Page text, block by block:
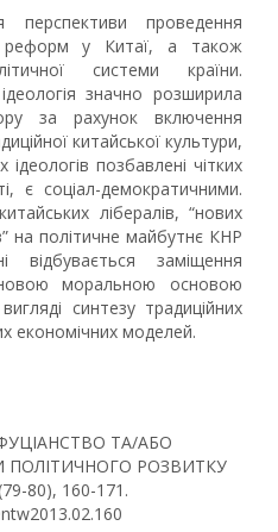
перспективи проведення
реформ у Китаї, а також
системи країни.
значно розширила
за рахунок включення
китайської культури,
ідеологів позбавлені чітких
є соціал-демократичними.
лібералів, “нових
на політичне майбутнє КНР
заміщення
новою моральною основою
синтезу традиційних
економічних моделей.
ТА/АБО
ПОЛІТИЧНОГО РОЗВИТКУ
80), 160-171.